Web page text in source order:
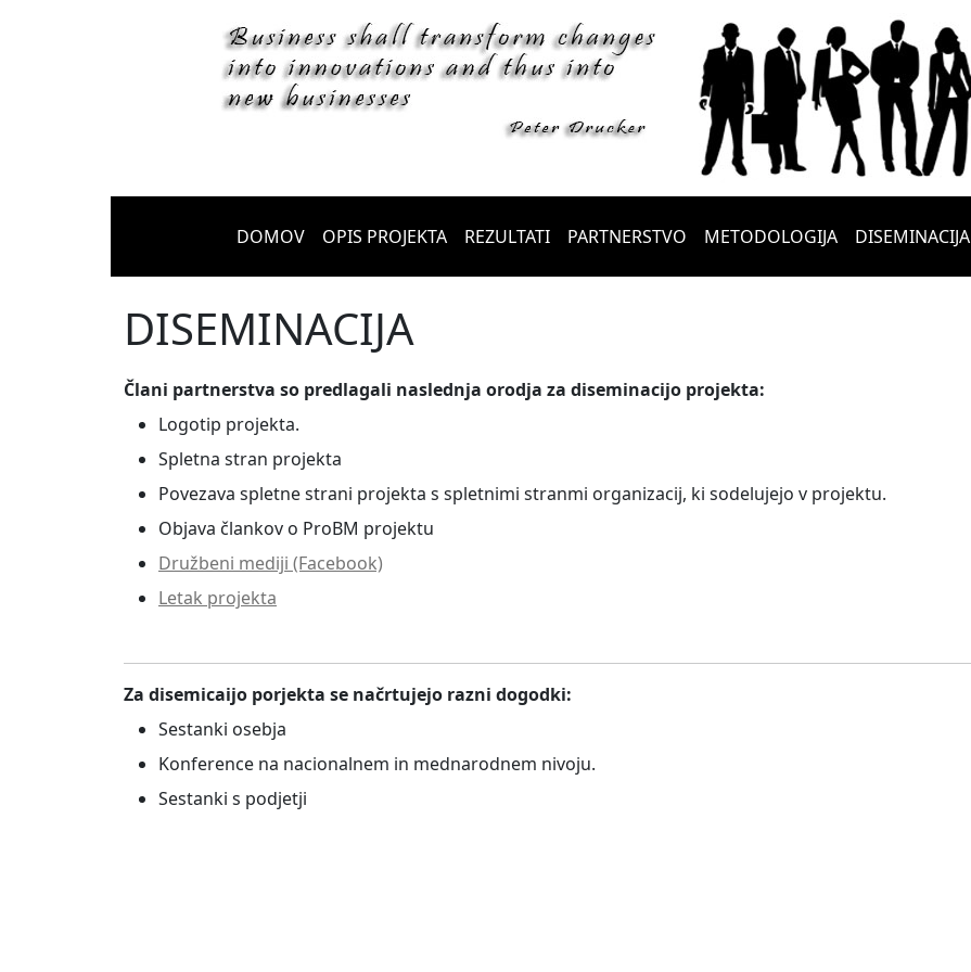
DOMOV OPIS PROJEKTA REZULTATI PARTNERSTVO METODOLOGIJA DISEMINACIJA
DISEMINACIJA
Člani partnerstva so predlagali naslednja orodja za diseminacijo projekta:
Logotip projekta.
Spletna stran projekta
Povezava spletne strani projekta s spletnimi stranmi organizacij, ki sodelujejo v projektu.
Objava člankov o ProBM projektu
Družbeni mediji (Facebook)
Letak projekta
Za disemicaijo porjekta se načrtujejo razni dogodki:
Sestanki osebja
Konference na nacionalnem in mednarodnem nivoju.
Sestanki s podjetji